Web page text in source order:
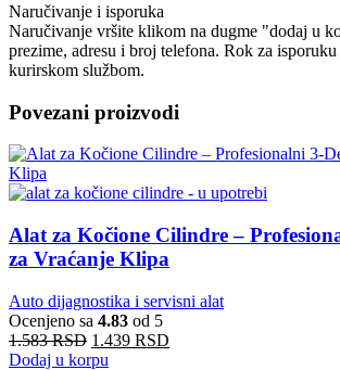
Naručivanje i isporuka
Naručivanje vršite klikom na dugme "dodaj u
prezime, adresu i broj telefona. Rok za
kurirskom službom.
Povezani proizvodi
Alat za Kočione Cilindre –
za Vraćanje Klipa
Auto dijagnostika i servisni alat
Ocenjeno sa 4.83 od 5
1.583RSD 1.439 RSD
Dodaj u korpu